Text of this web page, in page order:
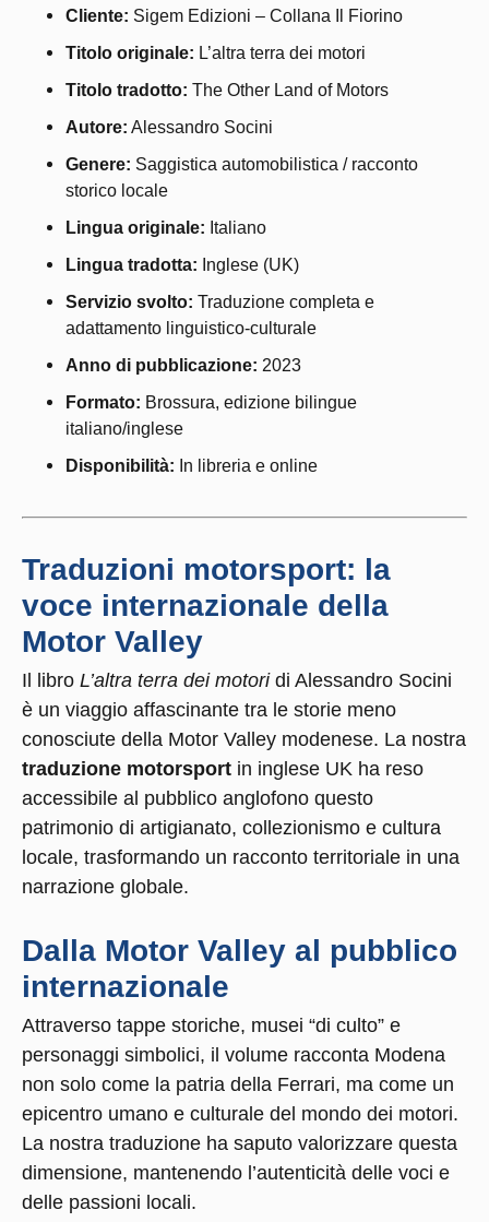
Cliente: Sigem Edizioni – Collana Il Fiorino
Titolo originale: L’altra terra dei motori
Titolo tradotto: The Other Land of Motors
Autore: Alessandro Socini
Genere: Saggistica automobilistica / racconto
storico locale
Lingua originale: Italiano
Lingua tradotta: Inglese (UK)
Servizio svolto: Traduzione completa e
adattamento linguistico-culturale
Anno di pubblicazione: 2023
Formato: Brossura, edizione bilingue
italiano/inglese
Disponibilità: In libreria e online
Traduzioni motorsport: la
voce internazionale della
Motor Valley
Il libro L’altra terra dei motoridi Alessandro Socini
è un viaggio affascinante tra le storie meno
conosciute della Motor Valley modenese. La nostra
traduzione motorsport in inglese UK ha reso
accessibile al pubblico anglofono questo
patrimonio di artigianato, collezionismo e cultura
locale, trasformando un racconto territoriale in una
narrazione globale.
Dalla Motor Valley al pubblico
internazionale
Attraverso tappe storiche, musei “di culto” e
personaggi simbolici, il volume racconta Modena
non solo come la patria della Ferrari, ma come un
epicentro umano e culturale del mondo dei motori.
La nostra traduzione ha saputo valorizzare questa
dimensione, mantenendo l’autenticità delle voci e
delle passioni locali.